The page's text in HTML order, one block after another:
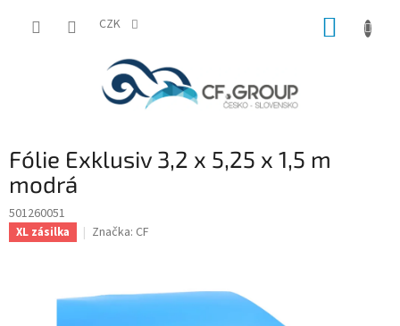
CZK
Fólie Exklusiv 3,2 x 5,25 x 1,5 m
modrá
501260051
XL zásilka Značka: CF